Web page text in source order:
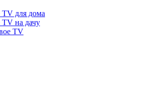
для дома
на дачу
TV